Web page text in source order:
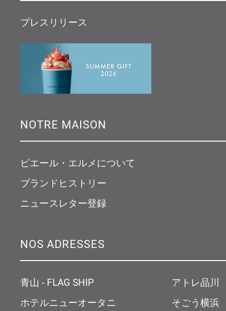
プレスリリース
NOTRE MAISON
ピエール・エルメについて
ブランドヒストリー
ニュースレター登録
NOS ADRESSES
青山 - FLAG SHIP
ホテルニューオータニ
アトレ品川
そごう横浜